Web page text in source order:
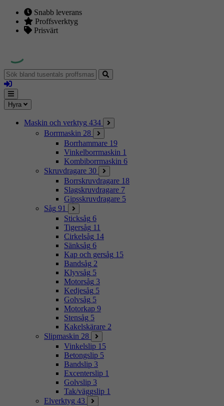
Snabb leverans
Proffsverktyg
Prisvärt
Sök
bland
tusentals
proffsmaskiner
Logga
in
Mina
sidor
Meny
Hyra
Maskin och verktyg 434
Borrmaskin 28
Borrhammare 19
Vinkelborrmaskin 1
Kombiborrmaskin 6
Skruvdragare 30
Borrskruvdragare 18
Slagskruvdragare 7
Gipsskruvdragare 5
Såg 91
Sticksåg 6
Tigersåg 11
Cirkelsåg 14
Sänksåg 6
Kap och gersåg 15
Bandsåg 2
Klyvsåg 5
Motorsåg 3
Kedjesåg 5
Golvsåg 5
Motorkap 9
Stensåg 5
Kakelskärare 2
Slipmaskin 28
Vinkelslip 15
Betongslip 5
Bandslip 3
Excenterslip 1
Golvslip 3
Tak/väggslip 1
Elverktyg 43